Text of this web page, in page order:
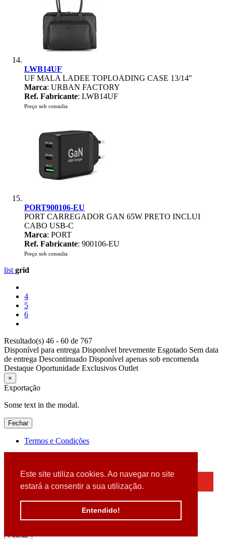
Este site utiliza cookies. Ao navegar no site
estará a consentir a sua utilização.
Entendido!
LWB14UF
UF MALA LADEE TOPLOADING CASE 13/14"
Marca: URBAN FACTORY
Ref. Fabricante: LWB14UF
Preço sob consulta
PORT900106-EU
PORT CARREGADOR GAN 65W PRETO INCLUI
CABO USB-C
Marca: PORT
Ref. Fabricante: 900106-EU
Preço sob consulta
list grid
4
5
6
Resultado(s) 46 - 60 de 767
Disponível para entrega Disponível brevemente Esgotado Sem data
de entrega Descontinuado Disponível apenas sob encomenda
Destaque Oportunidade Exclusivos Outlet
×
Exportação
Some text in the modal.
Fechar
Termos e Condições
Detectamos que está a usar um browser desatualizado
Por favor, atualize o seu browser
para garantir uma melhor experiência.
Fechar